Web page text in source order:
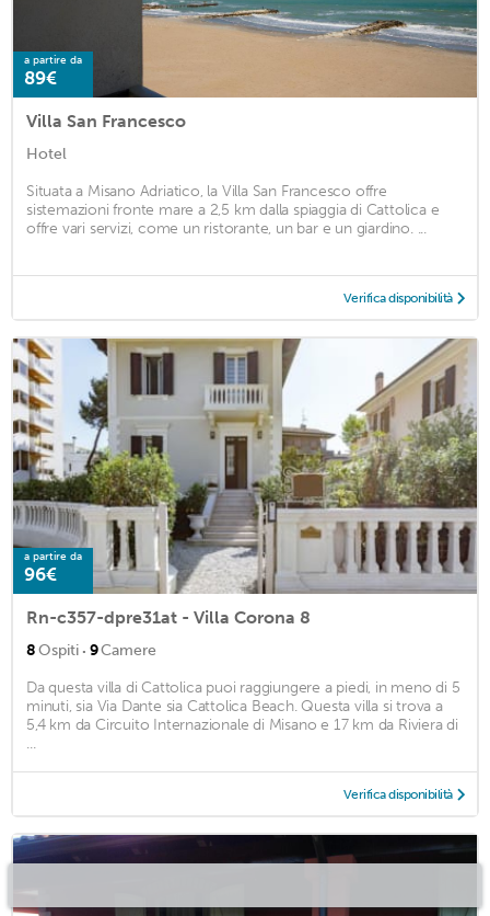
a partire da
89€
Villa San Francesco
Hotel
Situata a Misano Adriatico, la Villa San Francesco offre
sistemazioni fronte mare a 2,5 km dalla spiaggia di Cattolica e
offre vari servizi, come un ristorante, un bar e un giardino. ...
Verifica disponibilità
a partire da
96€
Rn-c357-dpre31at - Villa Corona 8
8Ospiti · 9Camere
Da questa villa di Cattolica puoi raggiungere a piedi, in meno di 5
minuti, sia Via Dante sia Cattolica Beach. Questa villa si trova a
5,4 km da Circuito Internazionale di Misano e 17 km da Riviera di
...
Verifica disponibilità